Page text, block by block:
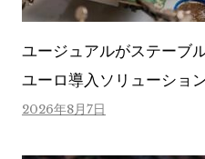
ユージュアルがステーブ
ユーロ導入ソリューショ
2026年8月7日